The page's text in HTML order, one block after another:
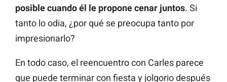
posible cuando él le propone cenar juntos. Si
tanto lo odia, ¿por qué se preocupa tanto por
impresionarlo?
En todo caso, el reencuentro con Carles parece
que puede terminar con fiesta y jolgorio después